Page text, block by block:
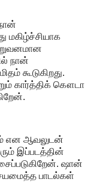
மகிழ்ச்சியாக
நான்
கூடுகிறது.‌
கார்த்திக் கௌடா
என ஆவலுடன்
இப்படத்தின்
ஷான்
பாடல்கள்